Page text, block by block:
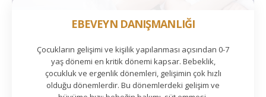
EBEVEYN DANIŞMANLIĞI
Çocukların gelişimi ve kişilik yapılanması açısından 0-7
yaş dönemi en kritik dönemi kapsar. Bebeklik,
çocukluk ve ergenlik dönemleri, gelişimin çok hızlı
olduğu dönemlerdir. Bu dönemlerdeki gelişim ve